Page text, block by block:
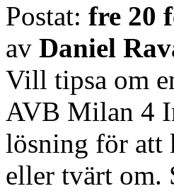
Postat: fre 20
av Daniel
Vill tipsa om
AVB Milan 4
lösning för att
eller tvärt om.